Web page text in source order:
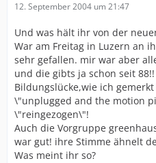
12. September 2004 um 21:47
Und was hält ihr von der
War am Freitag in Luzern an
sehr gefallen. mir war aber
und die gibts ja schon seit
Bildungslücke,wie ich
\"unplugged and the motion
\"reingezogen\"!
Auch die Vorgruppe
war gut! ihre Stimme ähnelt
Was meint ihr so?